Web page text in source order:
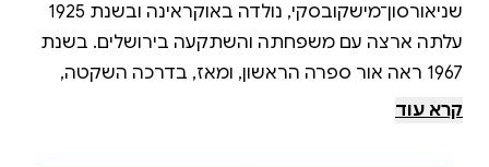
שניאורסון־מישקובסקי, נולדה באוקראינה ובשנת 1925
עלתה ארצה עם משפחתה והשתקעה בירושלים. בשנת
1967 ראה אור ספרה הראשון, ומאז, בדרכה השקטה,
קנתה את מעמדה כמשוררת אהובה ויקרה ללב רבים,
קרא עוד